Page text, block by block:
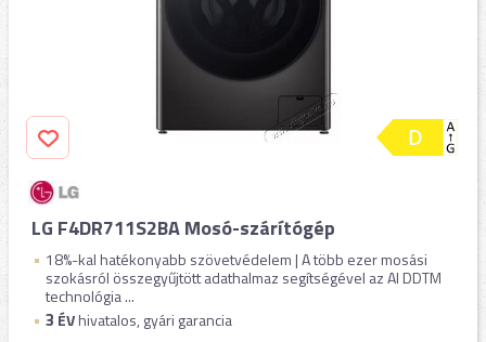
LG F4DR711S2BA Mosó-szárítógép
18%-kal hatékonyabb szövetvédelem | A több ezer mosási
szokásról összegyűjtött adathalmaz segítségével az AI DDTM
technológia ...
3 ÉVhivatalos, gyári garancia